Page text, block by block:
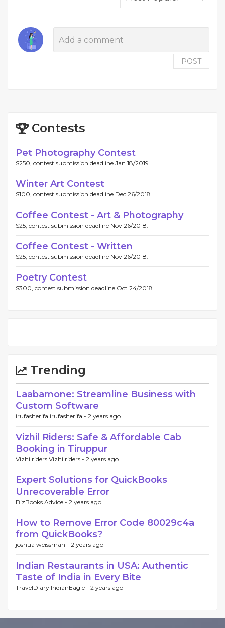
POST
Contests
Pet Photography Contest
$250, contest submission deadline Jan 18/2019.
Winter Art Contest
$100, contest submission deadline Dec 26/2018.
Coffee Contest - Art & Photography
$25, contest submission deadline Nov 26/2018.
Coffee Contest - Written
$25, contest submission deadline Nov 26/2018.
Poetry Contest
$300, contest submission deadline Oct 24/2018.
Trending
Laabamone: Streamline Business with
Custom Software
irufasherifa irufasherifa - 2 years ago
Vizhil Riders: Safe & Affordable Cab
Booking in Tiruppur
Vizhilriders Vizhilriders - 2 years ago
Expert Solutions for QuickBooks
Unrecoverable Error
BizBooks Advice - 2 years ago
How to Remove Error Code 80029c4a
from QuickBooks?
joshua weissman - 2 years ago
Indian Restaurants in USA: Authentic
Taste of India in Every Bite
TravelDiary IndianEagle - 2 years ago